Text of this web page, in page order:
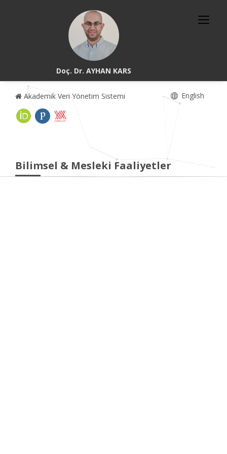
Doç. Dr. AYHAN KARS
Akademik Veri Yönetim Sistemi English
Bilimsel & Mesleki Faaliyetler